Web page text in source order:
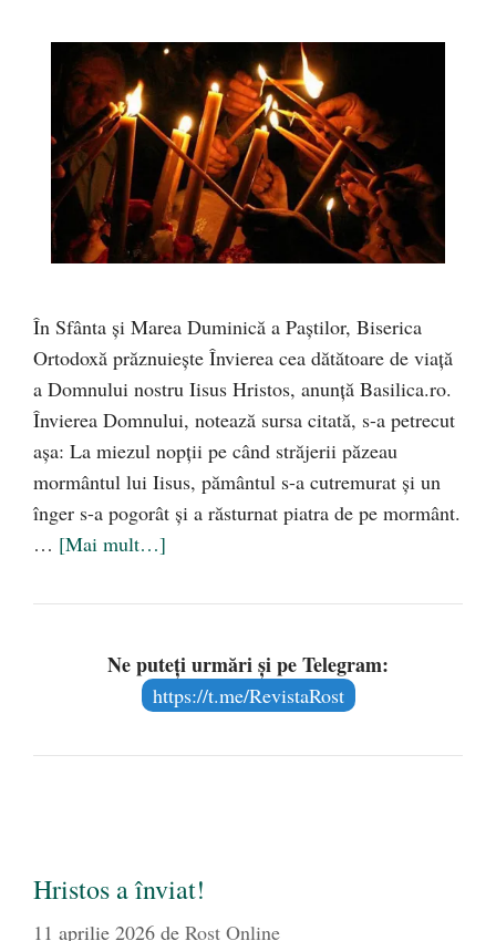
În Sfânta și Marea Duminică a Paștilor, Biserica
Ortodoxă prăznuiește Învierea cea dătătoare de viață
a Domnului nostru Iisus Hristos, anunță Basilica.ro.
Învierea Domnului, notează sursa citată, s-a petrecut
așa: La miezul nopții pe când străjerii păzeau
mormântul lui Iisus, pământul s-a cutremurat și un
înger s-a pogorât și a răsturnat piatra de pe mormânt.
… [Mai mult…]
Ne puteți urmări și pe Telegram:
https://t.me/RevistaRost
Hristos a înviat!
11 aprilie 2026 de Rost Online